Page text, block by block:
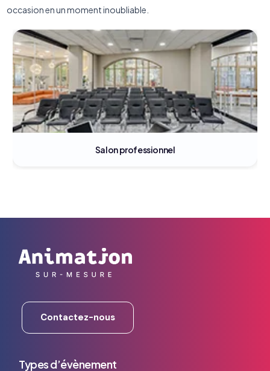
occasion en un moment inoubliable.
Salon professionnel
Contactez-nous
Types d’évènement